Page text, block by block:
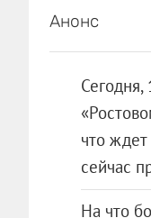
Анонс
что
сейчас
На что